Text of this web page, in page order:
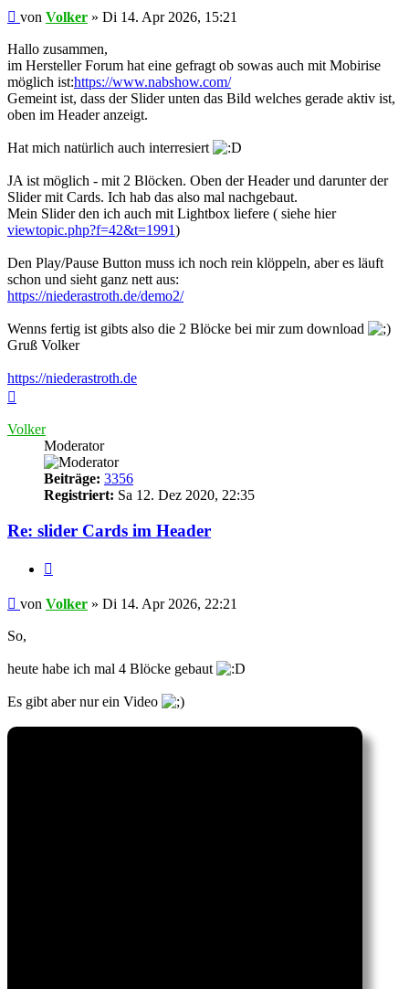
Ungelesener
von Volker » Di 14. Apr 2026, 15:21
Hallo zusammen,
im Hersteller Forum hat eine gefragt ob sowas auch mit Mobirise
möglich ist:https://www.nabshow.com/
Gemeint ist, dass der Slider unten das Bild welches gerade aktiv ist,
oben im Header anzeigt.
Hat mich natürlich auch interresiert
JA ist möglich - mit 2 Blöcken. Oben der Header und darunter der
Slider mit Cards. Ich hab das also mal nachgebaut.
Mein Slider den ich auch mit Lightbox liefere ( siehe hier
viewtopic.php?f=42&t=1991)
Den Play/Pause Button muss ich noch rein klöppeln, aber es läuft
schon und sieht ganz nett aus:
https://niederastroth.de/demo2/
Wenns fertig ist gibts also die 2 Blöcke bei mir zum download
Gruß Volker
https://niederastroth.de
Volker
Moderator
Beiträge: 3356
Registriert: Sa 12. Dez 2020, 22:35
Re: slider Cards im Header
Ungelesener
von Volker » Di 14. Apr 2026, 22:21
So,
heute habe ich mal 4 Blöcke gebaut
Es gibt aber nur ein Video